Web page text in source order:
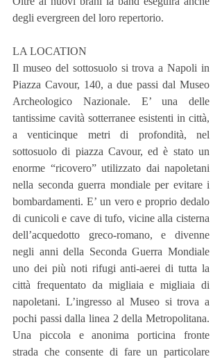
degli evergreen del loro repertorio.
LA LOCATION
Il museo del sottosuolo si trova a Napoli in
Piazza Cavour, 140, a due passi dal Museo
Archeologico Nazionale. E’ una delle
tantissime cavità sotterranee esistenti in città,
a venticinque metri di profondità, nel
sottosuolo di piazza Cavour, ed è stato un
enorme “ricovero” utilizzato dai napoletani
nella seconda guerra mondiale per evitare i
bombardamenti. E’ un vero e proprio dedalo
di cunicoli e cave di tufo, vicine alla cisterna
dell’acquedotto greco-romano, e divenne
negli anni della Seconda Guerra Mondiale
uno dei più noti rifugi anti-aerei di tutta la
città frequentato da migliaia e migliaia di
napoletani. L’ingresso al Museo si trova a
pochi passi dalla linea 2 della Metropolitana.
Una piccola e anonima porticina fronte
strada che consente di fare un particolare